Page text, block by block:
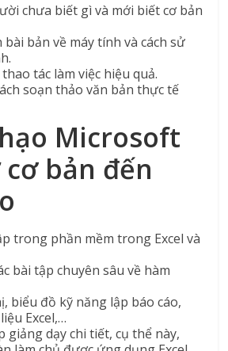
chưa biết gì và mới biết cơ bản
bài bản về máy tính và cách sử
tác làm việc hiệu quả.
soạn thảo văn bản thực tế
Microsoft
bản đến
trong phần mềm trong Excel và
bài tập chuyên sâu về hàm
biểu đồ kỹ năng lập báo cáo,
Excel,…
giảng dạy chi tiết, cụ thể này,